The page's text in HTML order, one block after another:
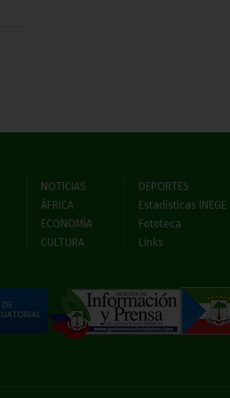
NOTICIAS
ÁFRICA
ECONOMÍA
CULTURA
DEPORTES
Estadísticas INEGE
Fototeca
Links